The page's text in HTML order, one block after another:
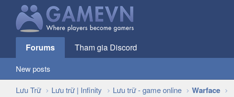
Forums Tham gia Discord
New posts
Lưu Trữ Lưu trữ | Infinity Lưu trữ - game online Warface